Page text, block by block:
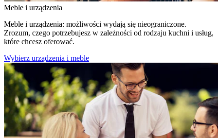
Meble i urządzenia
Meble i urządzenia: możliwości wydają się nieograniczone.
Zrozum, czego potrzebujesz w zależności od rodzaju kuchni i usług,
które chcesz oferować.
Wybierz urządzenia i meble